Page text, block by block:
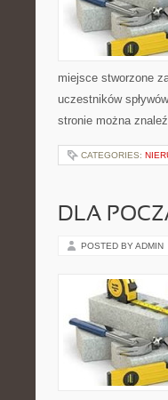
miejsce stworzone
uczestników
stronie można
CATEGORIES:
DLA
POSTED BY ADMIN